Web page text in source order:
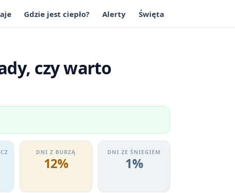
Gdzie jest ciepło? Alerty Święta
czy warto
DNI Z BURZĄ
12%
DNI ZE ŚNIEGIEM
1%